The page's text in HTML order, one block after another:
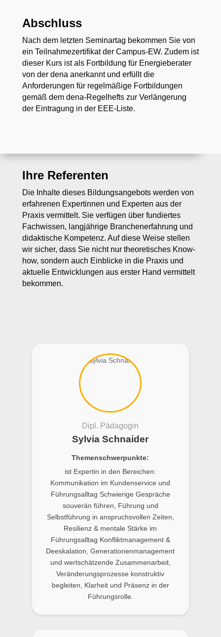
Abschluss
Nach dem letzten Seminartag bekommen Sie von
ein Teilnahmezertifikat der Campus-EW. Zudem ist
dieser Kurs ist als Fortbildung für Energieberater
von der dena anerkannt und erfüllt die
Anforderungen für regelmäßige Fortbildungen
gemäß dem dena-Regelhefts zur Verlängerung
der Eintragung in der EEE-Liste.
Ihre Referenten
Die Inhalte dieses Bildungsangebots werden von
erfahrenen Expertinnen und Experten aus der
Praxis vermittelt. Sie verfügen über fundiertes
Fachwissen, langjährige Branchenerfahrung und
didaktische Kompetenz. Auf diese Weise stellen
wir sicher, dass Sie nicht nur theoretisches Know-
how, sondern auch Einblicke in die Praxis und
aktuelle Entwicklungen aus erster Hand vermittelt
bekommen.
Dipl. Pädagogin
Sylvia Schnaider
Themenschwerpunkte:
ist Expertin in den Bereichen:
Kommunikation im Kundenservice und
Führungsalltag Schwierige Gespräche
souverän führen, Führung und
Selbstführung in anspruchsvollen Zeiten,
Resilienz & mentale Stärke im
Führungsalltag Konfliktmanagement &
Deeskalation, Generationenmanagement
und wertschätzende Zusammenarbeit,
Veränderungsprozesse konstruktiv
begleiten, Klarheit und Präsenz in der
Führungsrolle.